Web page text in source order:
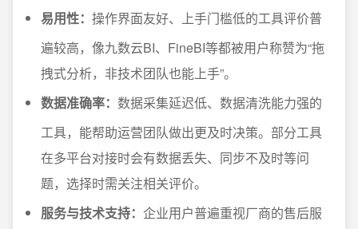
易用性： 操作界面友好、上手门槛低的工具评价普
遍较高，像九数云BI、FineBI等都被用户称赞为“拖
拽式分析，非技术团队也能上手”。
数据准确率： 数据采集延迟低、数据清洗能力强的
工具，能帮助运营团队做出更及时决策。部分工具
在多平台对接时会有数据丢失、同步不及时等问
题，选择时需关注相关评价。
服务与技术支持： 企业用户普遍重视厂商的售后服